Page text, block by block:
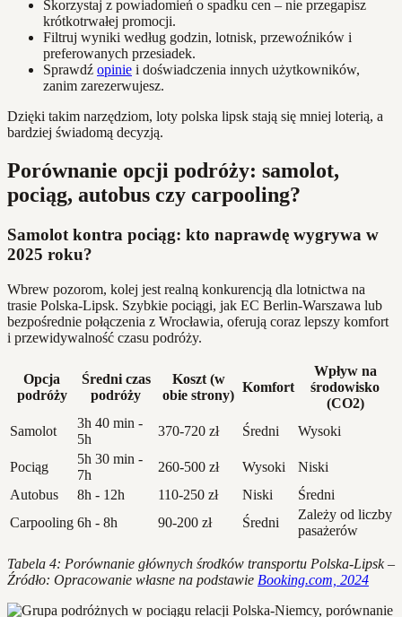
Skorzystaj z powiadomień o spadku cen – nie przegapisz
krótkotrwałej promocji.
Filtruj wyniki według godzin, lotnisk, przewoźników i
preferowanych przesiadek.
Sprawdź opinie i doświadczenia innych użytkowników,
zanim zarezerwujesz.
Dzięki takim narzędziom, loty polska lipsk stają się mniej loterią, a
bardziej świadomą decyzją.
Porównanie opcji podróży: samolot,
pociąg, autobus czy carpooling?
Samolot kontra pociąg: kto naprawdę wygrywa w
2025 roku?
Wbrew pozorom, kolej jest realną konkurencją dla lotnictwa na
trasie Polska-Lipsk. Szybkie pociągi, jak EC Berlin-Warszawa lub
bezpośrednie połączenia z Wrocławia, oferują coraz lepszy komfort
i przewidywalność czasu podróży.
Opcja
podróży
Średni czas
podróży
Koszt (w
obie strony)
Komfort
Wpływ na
środowisko
(CO2)
Samolot
3h 40 min -
5h
370-720 zł Średni Wysoki
Pociąg
5h 30 min -
7h
260-500 zł Wysoki
Niski
Autobus
8h - 12h 110-250 zł Niski
Średni
Carpooling 6h - 8h 90-200 zł Średni
Zależy od liczby
pasażerów
Tabela 4: Porównanie głównych środków transportu Polska-Lipsk –
Źródło: Opracowanie własne na podstawie Booking.com, 2024